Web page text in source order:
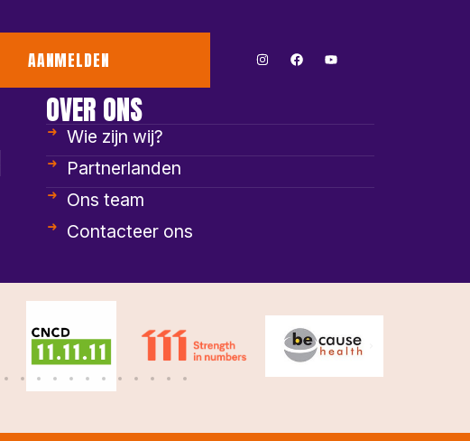
AANMELDEN
OVER ONS
Wie zijn wij?
Partnerlanden
Ons team
Contacteer ons